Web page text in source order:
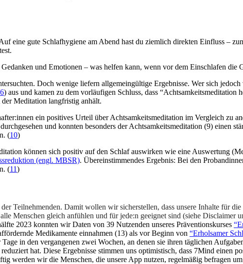
eine gute Schlafhygiene am Abend hast du ziemlich direkten Einfluss –
und Emotionen – was helfen kann, wenn vor dem Einschlafen die
Doch wenige liefern allgemeingültige Ergebnisse. Wer sich jedoch
6) aus und kamen zu dem vorläufigen Schluss, dass “Achtsamkeitsmeditation
Meditation langfristig anhält.
ein positives Urteil über Achtsamkeitsmeditation im Vergleich zu
und konnten besonders der Achtsamkeitsmeditation (9) einen
(10)
können sich positiv auf den Schlaf auswirken wie eine Auswertung
(engl. MBSR). Übereinstimmendes Ergebnis: Bei den
(11)
Teilnehmenden. Damit wollen wir sicherstellen, dass unsere Inhalte für
Menschen gleich anfühlen und für jede:n geeignet sind (siehe Disclaimer
2023 konnten wir Daten von 39 Nutzenden unseres Präventionskurses
Medikamente einnahmen (13) als vor Beginn von “Erholsamer
in den vergangenen zwei Wochen, an denen sie ihren täglichen
hat. Diese Ergebnisse stimmen uns optimistisch, dass 7Mind einen
werden wir die Menschen, die unsere App nutzen, regelmäßig befragen